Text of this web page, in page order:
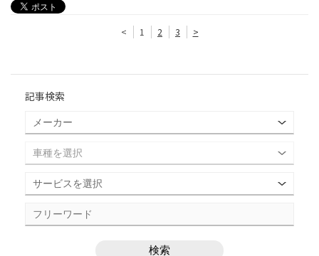
< 1 2 3 >
記事検索